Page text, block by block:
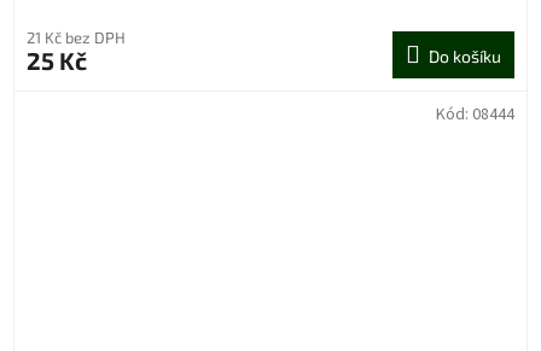
21 Kč bez DPH
25 Kč Do košíku
Kód: 08444